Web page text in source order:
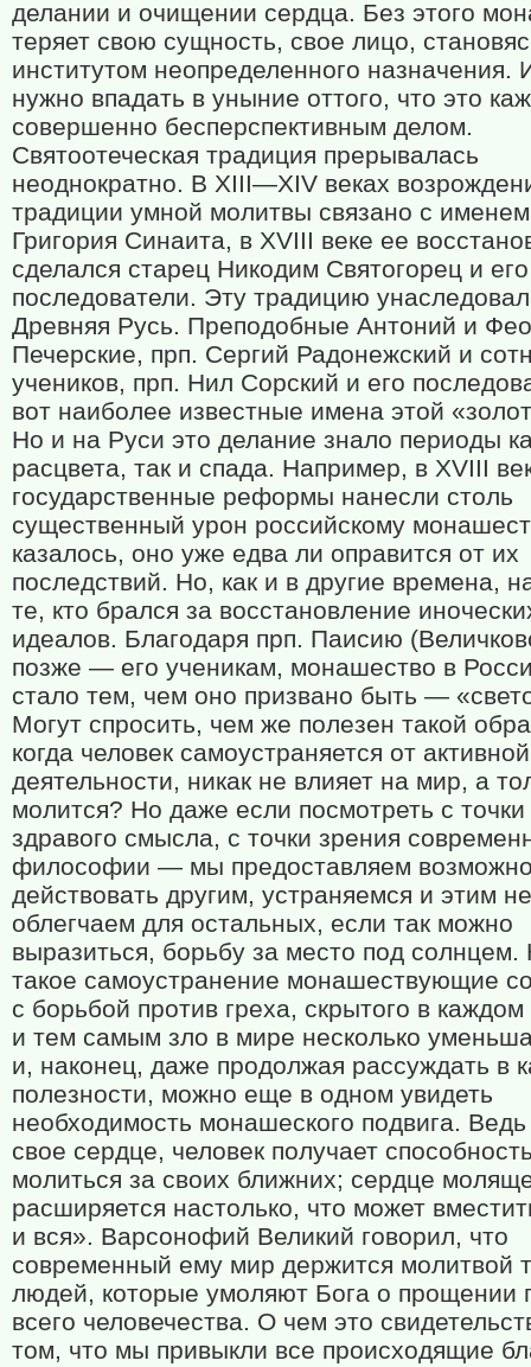
делании и очищении сердца. Без этого
теряет свою сущность, свое лицо,
институтом неопределенного назначения.
нужно впадать в уныние оттого, что это
совершенно бесперспективным делом.
Святоотеческая традиция прерывалась
неоднократно. В XIII—XIV веках
традиции умной молитвы связано с
Григория Синаита, в XVIII веке ее
сделался старец Никодим Святогорец и его
последователи. Эту традицию
Древняя Русь. Преподобные Антоний и
Печерские, прп. Сергий Радонежский и
учеников, прп. Нил Сорский и его
вот наиболее известные имена этой
Но и на Руси это делание знало периоды
расцвета, так и спада. Например, в XVIII
государственные реформы нанесли столь
существенный урон российскому
казалось, оно уже едва ли оправится от их
последствий. Но, как и в другие времена,
те, кто брался за восстановление
идеалов. Благодаря прп. Паисию
позже — его ученикам, монашество в
стало тем, чем оно призвано быть —
Могут спросить, чем же полезен такой
когда человек самоустраняется от активной
деятельности, никак не влияет на мир, а
молится? Но даже если посмотреть с точки
здравого смысла, с точки зрения
философии — мы предоставляем
действовать другим, устраняемся и этим
облегчаем для остальных, если так можно
выразиться, борьбу за место под солнцем.
такое самоустранение монашествующие
с борьбой против греха, скрытого в каждом
и тем самым зло в мире несколько
и, наконец, даже продолжая рассуждать в
полезности, можно еще в одном увидеть
необходимость монашеского подвига.
свое сердце, человек получает
молиться за своих ближних; сердце
расширяется настолько, что может
и вся». Варсонофий Великий говорил, что
современный ему мир держится молитвой
людей, которые умоляют Бога о прощении
всего человечества. О чем это
том, что мы привыкли все происходящие